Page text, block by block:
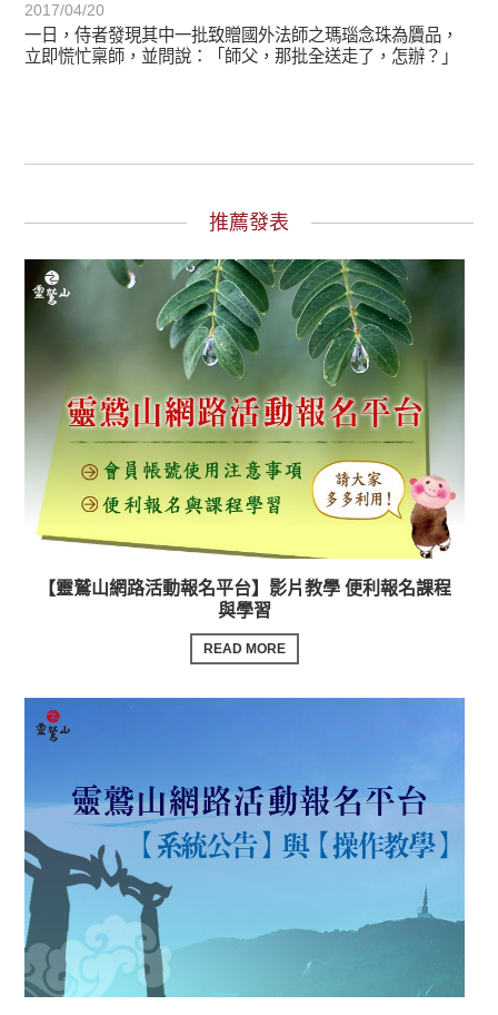
2017/04/20
一日，侍者發現其中一批致贈國外法師之瑪瑙念珠為贗品，
立即慌忙稟師，並問說：「師父，那批全送走了，怎辦？」
推薦發表
【靈鷲山網路活動報名平台】影片教學 便利報名課程
與學習
READ MORE